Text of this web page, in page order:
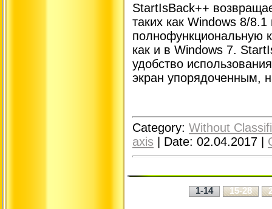
StartIsBack++
таких как Windows 8/
полнофункциональную
как и в Windows 7.
удобство
экран упорядоченным,
Category: Without
axis
Date: 02.04.2017
1-14 15-28